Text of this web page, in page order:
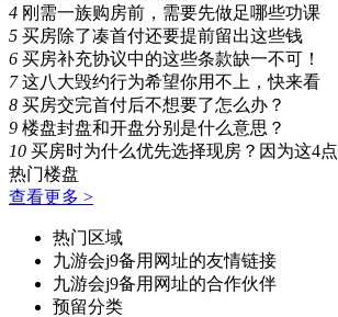
4 刚需一族购房前，需要先做足哪些功课
5 买房除了凑首付还要提前留出这些钱
6 买房补充协议中的这些条款缺一不可！
7 这八大毁约行为希望你用不上，快来看
8 买房交完首付后不想要了怎么办？
9 楼盘封盘和开盘分别是什么意思？
10 买房时为什么优先选择现房？因为这4点
热门楼盘
查看更多 >
热门区域
九游会j9备用网址的友情链接
九游会j9备用网址的合作伙伴
预留分类